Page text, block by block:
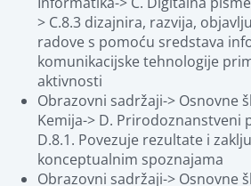
> C.8.3 dizajnira, razvija,
radove s pomoću sredstava
komunikacijske tehnologije
aktivnosti
Obrazovni sadržaji-> Osnovne
Kemija-> D. Prirodoznanstveni
D.8.1. Povezuje rezultate i
konceptualnim spoznajama
Obrazovni sadržaji-> Osnovne